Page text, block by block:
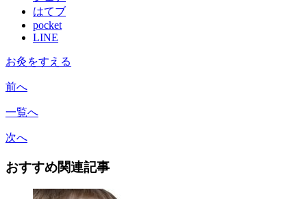
はてブ
pocket
LINE
お灸をすえる
前へ
一覧へ
次へ
おすすめ関連記事